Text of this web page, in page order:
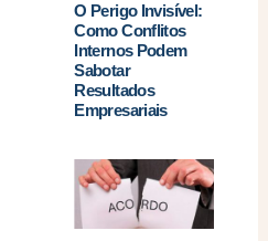
O Perigo Invisível:
Como Conflitos
Internos Podem
Sabotar
Resultados
Empresariais